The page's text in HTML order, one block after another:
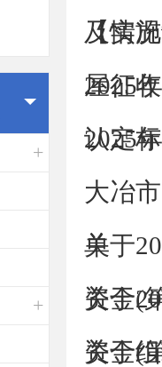
及实
【情
屋征
2025
认定
2025
大冶
单
关于
资金(
关于
资金(
关于